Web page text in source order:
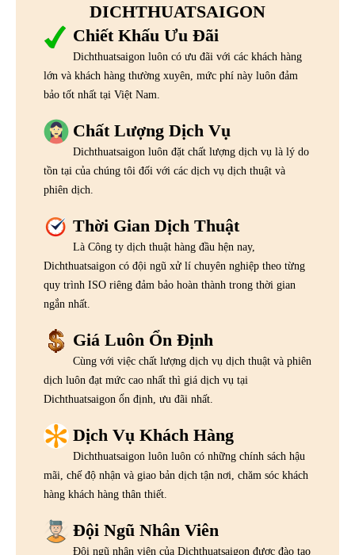
DICHTHUATSAIGON
Chiết Khấu Ưu Đãi
Dichthuatsaigon luôn có ưu đãi với các khách hàng
lớn và khách hàng thường xuyên, mức phí này luôn đảm
bảo tốt nhất tại Việt Nam.
Chất Lượng Dịch Vụ
Dichthuatsaigon luôn đặt chất lượng dịch vụ là lý do
tồn tại của chúng tôi đối với các dịch vụ dịch thuật và
phiên dịch.
Thời Gian Dịch Thuật
Là Công ty dịch thuật hàng đầu hện nay,
Dichthuatsaigon có đội ngũ xử lí chuyên nghiệp theo từng
quy trình ISO riêng đảm bảo hoàn thành trong thời gian
ngắn nhất.
Giá Luôn Ổn Định
Cùng với việc chất lượng dịch vụ dịch thuật và phiên
dịch luôn đạt mức cao nhất thì giá dịch vụ tại
Dichthuatsaigon ổn định, ưu đãi nhất.
Dịch Vụ Khách Hàng
Dichthuatsaigon luôn luôn có những chính sách hậu
mãi, chế độ nhận và giao bản dịch tận nơi, chăm sóc khách
hàng khách hàng thân thiết.
Đội Ngũ Nhân Viên
Đội ngũ nhân viên của Dichthuatsaigon được đào tạo